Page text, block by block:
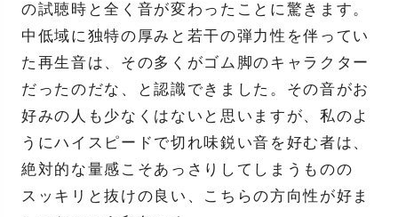
の試聴時と全く音が変わったことに驚きます。
中低域に独特の厚みと若干の弾力性を伴ってい
た再生音は、その多くがゴム脚のキャラクター
だったのだな、と認識できました。その音がお
好みの人も少なくはないと思いますが、私のよ
うにハイスピードで切れ味鋭い音を好む者は、
絶対的な量感こそあっさりしてしまうものの
スッキリと抜けの良い、こちらの方向性が好ま